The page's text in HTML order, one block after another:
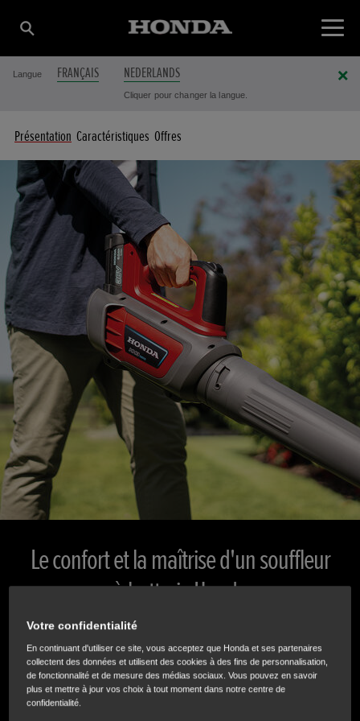
Langue FRANÇAIS NEDERLANDS
Cliquer pour changer la langue.
Présentation Caractéristiques Offres
Le confort et la maîtrise d'un souffleur
à batterie Honda
Conçu de manière innovante pour fournir un volume d'air
puissant, notre souffleur à batterie léger Honda est l'outil
parfait pour nettoyer facilement les feuilles, les débris et
les déchets de jardin. Construit avec une vitesse réglable,
Votre confidentialité
En continuant d'utiliser ce site, vous acceptez que Honda et ses partenaires
collectent des données et utilisent des cookies à des fins de personnalisation,
de fonctionnalité et de mesure des médias sociaux. Vous pouvez en savoir
plus et mettre à jour vos choix à tout moment dans notre centre de
confidentialité.